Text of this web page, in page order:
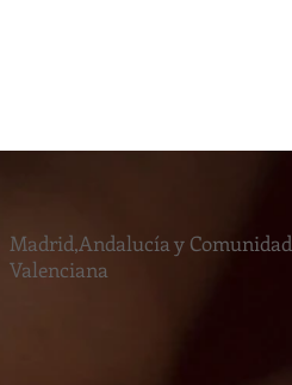
Madrid,Andalucía y Comunidad
Valenciana